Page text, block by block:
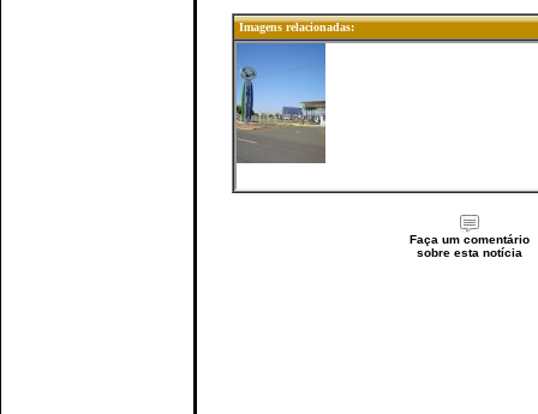
Imagens relacionadas:
Faça um comentário
sobre esta notícia